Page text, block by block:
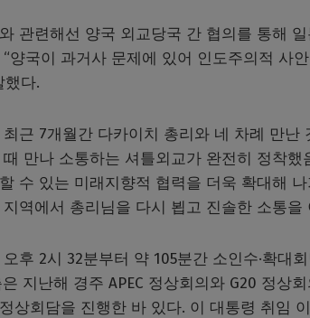
관련해선 양국 외교당국 간 협의를 통해
양국이 과거사 문제에 있어 인도주의적 사
했다.
근 7개월간 다카이치 총리와 네 차례 만
만나 소통하는 셔틀외교가 완전히 정착
수 있는 미래지향적 협력을 더욱 확대해
역에서 총리님을 다시 뵙고 진솔한 소통
후 2시 32분부터 약 105분간 소인수·확대
지난해 경주 APEC 정상회의와 G20 정상
상회담을 진행한 바 있다. 이 대통령 취임